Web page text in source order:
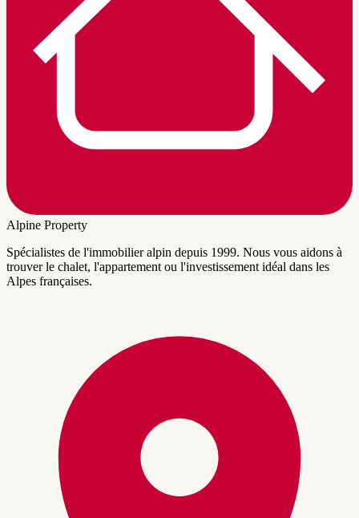
Alpine Property
Spécialistes de l'immobilier alpin depuis 1999. Nous vous aidons à
trouver le chalet, l'appartement ou l'investissement idéal dans les
Alpes françaises.